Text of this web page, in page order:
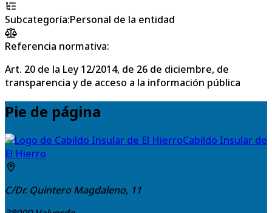
Subcategoría:Personal de la entidad
Referencia normativa:
Art. 20 de la Ley 12/2014, de 26 de diciembre, de
transparencia y de acceso a la información pública
Pie de página
Cabildo Insular de
El Hierro
C/Dr. Quintero Magdaleno, 11